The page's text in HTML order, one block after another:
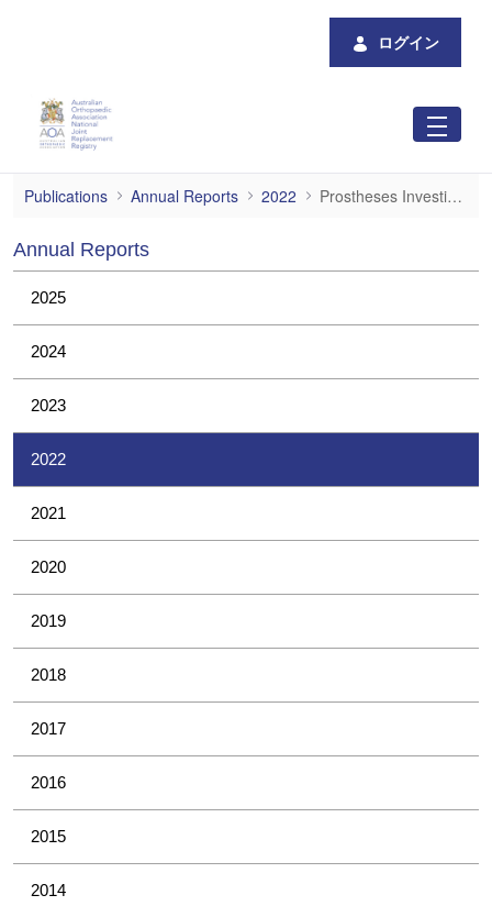
ログイン
Prostheses Investigations
Publications Annual Reports 2022 Prostheses Investigations
Annual Reports
2025
2024
2023
2022
2021
2020
2019
2018
2017
2016
2015
2014